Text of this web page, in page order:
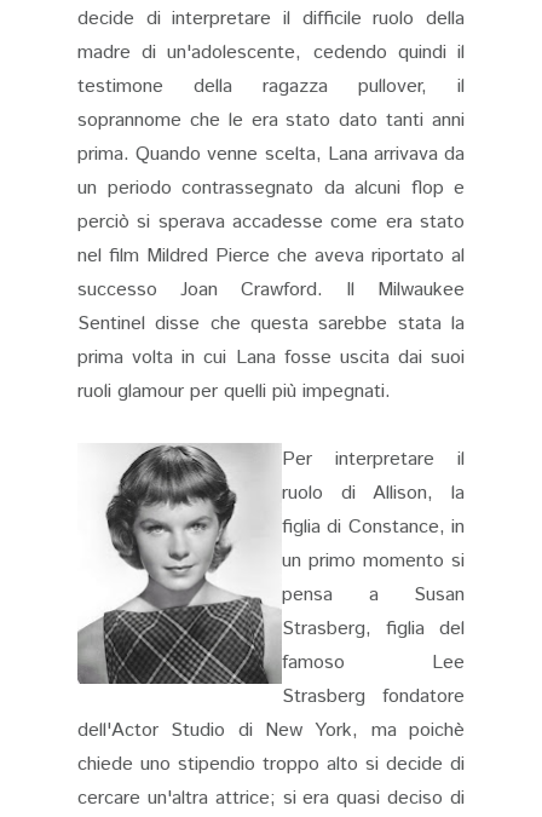
decide di interpretare il difficile ruolo della
madre di un'adolescente, cedendo quindi il
testimone della ragazza pullover, il
soprannome che le era stato dato tanti anni
prima. Quando venne scelta, Lana arrivava da
un periodo contrassegnato da alcuni flop e
perciò si sperava accadesse come era stato
nel film Mildred Pierce che aveva riportato al
successo Joan Crawford. Il Milwaukee
Sentinel disse che questa sarebbe stata la
prima volta in cui Lana fosse uscita dai suoi
ruoli glamour per quelli più impegnati.
Per interpretare il
ruolo di Allison, la
figlia di Constance, in
un primo momento si
pensa a Susan
Strasberg, figlia del
famoso Lee
Strasberg fondatore
dell'Actor Studio di New York, ma poichè
chiede uno stipendio troppo alto si decide di
cercare un'altra attrice; si era quasi deciso di